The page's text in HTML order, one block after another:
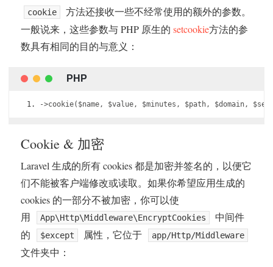
cookie
方法还接收一些不经常使用的额外的参数。
一般说来，这些参数与 PHP 原生的 setcookie方法的参
数具有相同的目的与意义：
->cookie( $name, $value, $minutes , $path, $domain,
Cookie & 加密
Laravel 生成的所有 cookies 都是加密并签名的，以便它
们不能被客户端修改或读取。如果你希望应用生成的
cookies 的一部分不被加密，你可以使
用
App\Http\Middleware\EncryptCookies
中间件
的
$except 属性，它位于 app/Http/Middleware
文件夹中：